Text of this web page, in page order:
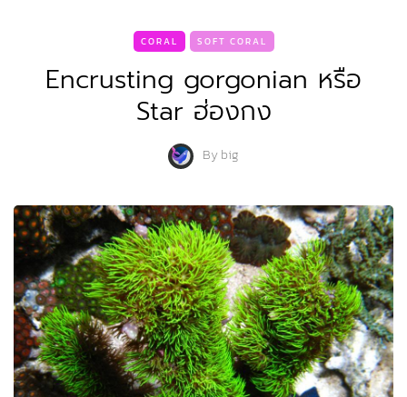
CORAL SOFT CORAL
Encrusting gorgonian หรือ
Star ฮ่องกง
Bybig